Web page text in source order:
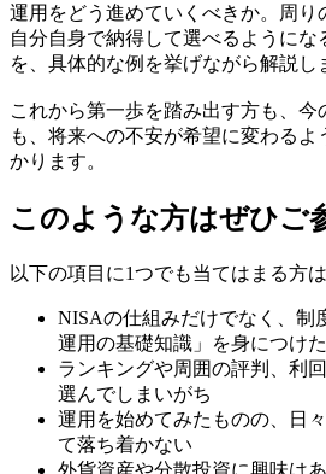
運用をどう進めていくべきか。周り
自分自身で納得して選べるようにな
を、具体的な例を挙げながら解説し
これから第一歩を踏み出す方も、
も、将来への不安が希望に変わる
かります。
このような方はぜひご
以下の項目に1つでも当てはまる方
NISAの仕組みだけでなく、制
運用の基礎知識」を身につけ
ランキングや周囲の評判、利
選んでしまいがち
運用を始めてみたものの、日
て落ち着かない
外貨資産や分散投資に興味は